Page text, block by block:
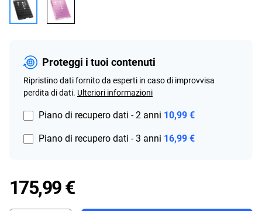
Proteggi i tuoi contenuti
Ripristino dati fornito da esperti in caso di improvvisa
perdita di dati. Ulteriori informazioni
Piano di recupero dati - 2 anni 10,99 €
Piano di recupero dati - 3 anni 16,99 €
175,99 €Price 175,99 €